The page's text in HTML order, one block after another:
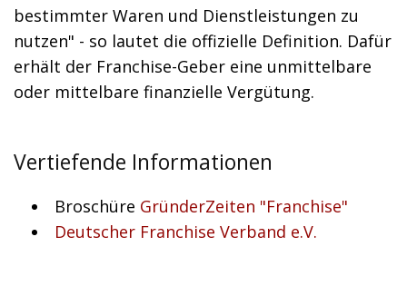
bestimmter Waren und Dienstleistungen zu
nutzen" - so lautet die offizielle Definition. Dafür
erhält der Franchise-Geber eine unmittelbare
oder mittelbare finanzielle Vergütung.
Vertiefende Informationen
Broschüre GründerZeiten "Franchise"
Deutscher Franchise Verband e.V.